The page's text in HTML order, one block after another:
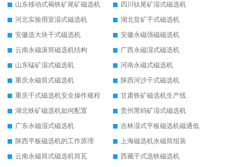
山东移动式褐铁矿尾矿磁选机
四川钛尾矿湿式磁选机
河北实验用室湿式磁选机
湖北贫矿干式磁选机
安徽选大块干式磁选机
安徽永磁强磁磁选机
云南永磁滚筒磁选机结构
广西永磁湿式磁选机
山东锰矿湿式磁选机
河南永磁式磁选机
重庆永磁筒式磁选机
陕西河沙干式磁选机
重庆干式磁选机安全操作规程
甘肃铁矿磁选机生产线
湖北铁矿磁选机如何配置
贵州黑钨矿湿式磁选机
广东永磁湿式磁选机
吉林湿式平板磁选机磁通低
陕西平板磁选机的工作原理
上海磁选机永磁筒组装
云南永磁筒式磁选机筒瓦
西藏干式选铁磁选机